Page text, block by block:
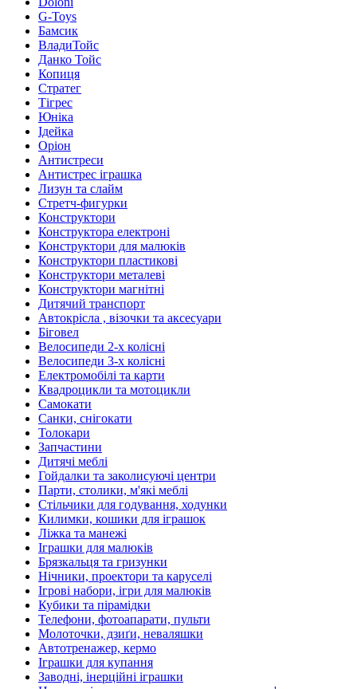
G-Toys
Бамсик
ВладиТойс
Данко Тойс
Копиця
Стратег
Тігрес
Юніка
Ідейка
Оріон
Антистреси
Антистрес іграшка
Лизун та слайм
Стретч-фигурки
Конструктори
Конструктора електроні
Конструктори для малюків
Конструктори пластикові
Конструктори металеві
Конструктори магнітні
Дитячий транспорт
Автокрісла , візочки та аксесуари
Біговел
Велосипеди 2-х колісні
Велосипеди 3-х колісні
Електромобілі та карти
Квадроцикли та мотоцикли
Самокати
Санки, снігокати
Толокари
Запчастини
Дитячі меблі
Гойдалки та заколисуючі центри
Парти, столики, м'які меблі
Стільчики для годування, ходунки
Килимки, кошики для іграшок
Ліжка та манежі
Іграшки для малюків
Брязкальця та гризунки
Нічники, проектори та каруселі
Ігрові набори, ігри для малюків
Кубики та пірамідки
Телефони, фотоапарати, пульти
Молоточки, дзиґи, неваляшки
Автотренажер, кермо
Іграшки для купання
Заводні, інерційні іграшки